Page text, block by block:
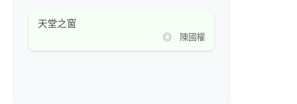
天堂之窗
◎ 陳國權